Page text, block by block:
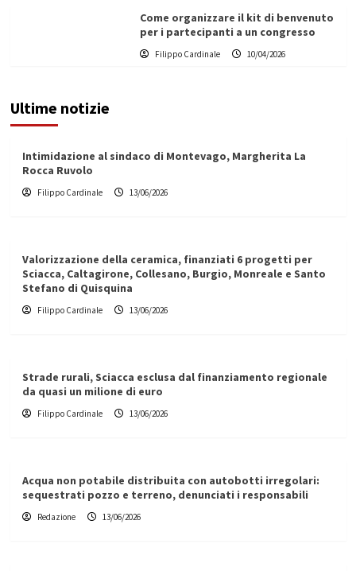
Come organizzare il kit di benvenuto
per i partecipanti a un congresso
Filippo Cardinale 10/04/2026
Ultime notizie
Intimidazione al sindaco di Montevago, Margherita La
Rocca Ruvolo
Filippo Cardinale 13/06/2026
Valorizzazione della ceramica, finanziati 6 progetti per
Sciacca, Caltagirone, Collesano, Burgio, Monreale e Santo
Stefano di Quisquina
Filippo Cardinale 13/06/2026
Strade rurali, Sciacca esclusa dal finanziamento regionale
da quasi un milione di euro
Filippo Cardinale 13/06/2026
Acqua non potabile distribuita con autobotti irregolari:
sequestrati pozzo e terreno, denunciati i responsabili
Redazione 13/06/2026